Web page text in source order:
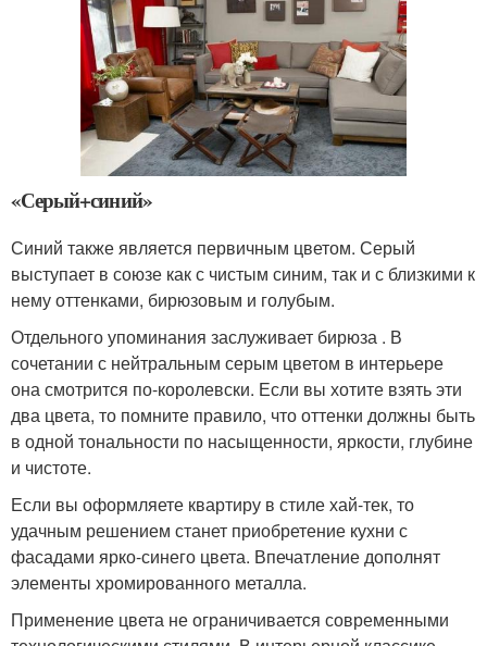
«Серый+синий»
Синий также является первичным цветом. Серый
выступает в союзе как с чистым синим, так и с близкими к
нему оттенками, бирюзовым и голубым.
Отдельного упоминания заслуживает бирюза . В
сочетании с нейтральным серым цветом в интерьере
она смотрится по-королевски. Если вы хотите взять эти
два цвета, то помните правило, что оттенки должны быть
в одной тональности по насыщенности, яркости, глубине
и чистоте.
Если вы оформляете квартиру в стиле хай-тек, то
удачным решением станет приобретение кухни с
фасадами ярко-синего цвета. Впечатление дополнят
элементы хромированного металла.
Применение цвета не ограничивается современными